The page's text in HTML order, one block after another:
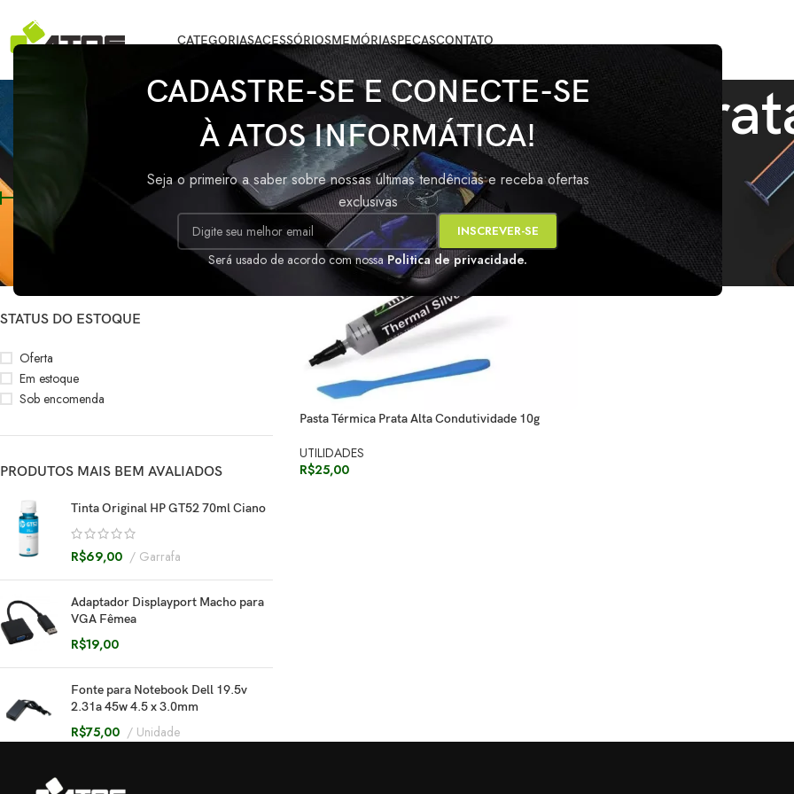
CADASTRE-SE E CONECTE-SE
À ATOS INFORMÁTICA!
Seja o primeiro a saber sobre nossas últimas tendências e receba ofertas
exclusivas
Será usado de acordo com nossaPolitica de privacidade.
CATEGORIASACESSÓRIOSMEMÓRIASPEÇASCONTATO
Pasta Térmica
FILTRAR POR PREÇO
FILTRAR
R$20
STATUS DO ESTOQUE
Oferta
Em estoque
Sob encomenda
PRODUTOS MAIS BEM AVALIADOS
Tinta Original HP GT52 70ml Ciano
R$69,00 Garrafa
Adaptador Displayport Macho para
VGA Fêmea
R$19,00
Fonte para Notebook Dell 19.5v
2.31a 45w 4.5 x 3.0mm
R$75,00 Unidade
Início/Produtos marcados com a tag “Pasta Térmica Prata 10g”
Pasta Térmica Prata Alta Condutividade 10g
UTILIDADES
R$25,00